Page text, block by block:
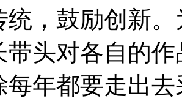
统，鼓励创新
带头对各自的
每年都要走出